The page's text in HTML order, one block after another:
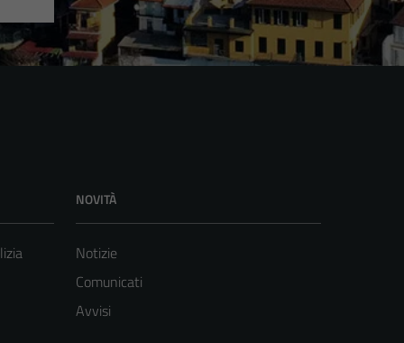
NOVITÀ
Notizie
Comunicati
Avvisi